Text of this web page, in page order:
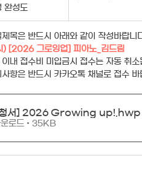
완성도
- 메일제목은 반드시 아래와 같이 작성바랍
) [2026 그로잉업] 피아노_김드림
이내 접수비 미입금시 접수는 자동 취
사항은 반드시 카카오톡 채널로 접수
청서] 2026 Growing up! .hwp
로드 • 35KB